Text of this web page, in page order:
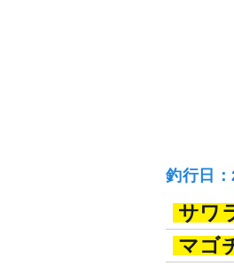
釣行日
サワ
マゴ